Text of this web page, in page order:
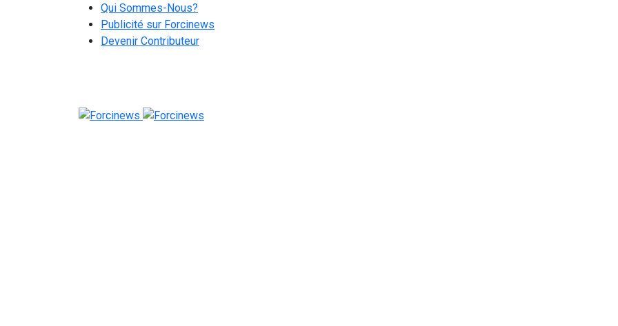
Qui Sommes-Nous?
Publicité sur Forcinews
Devenir Contributeur